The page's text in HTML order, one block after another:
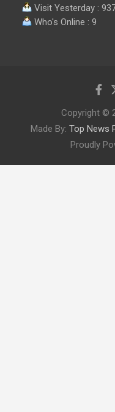
Visit Yesterday :
Who's Online : 9
Copyright ©
Made By: Top News
Proudly